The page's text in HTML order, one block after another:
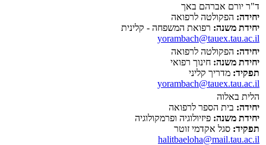
ד"ר יורם אברהם באך
יחידה: הפקולטה לרפואה
יחידת משנה: רפואת המשפחה - קלינית
yorambach@tauex.tau.ac.il
יחידה: הפקולטה לרפואה
יחידת משנה: חינוך רפואי
תפקיד: מדריך קליני
yorambach@tauex.tau.ac.il
הלית באלוה
יחידה: בית הספר לרפואה
יחידת משנה: פיזיולוגיה ופרמקולוגיה
תפקיד: סגל אקדמי זוטר
halitbaeloha@mail.tau.ac.il